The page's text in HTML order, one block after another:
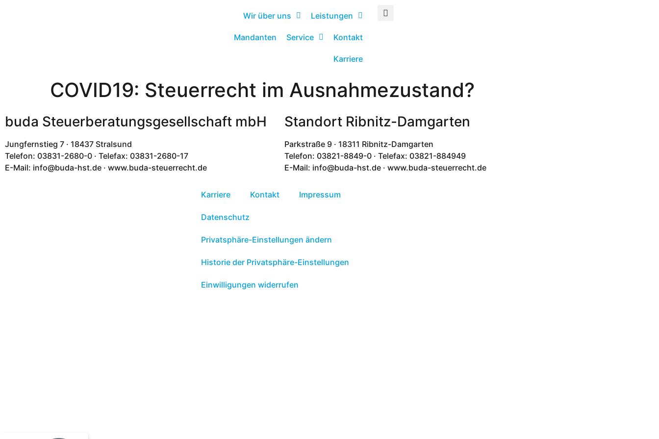
Wir über uns Leistungen
Mandanten Service Kontakt
Karriere
COVID19: Steuerrecht im Ausnahmezustand?
buda Steuerberatungsgesellschaft mbH
Jungfernstieg 7 · 18437 Stralsund
Telefon: 03831-2680-0 · Telefax: 03831-2680-17
E-Mail: info@buda-hst.de · www.buda-steuerrecht.de
Standort Ribnitz-Damgarten
Parkstraße 9 · 18311 Ribnitz-Damgarten
Telefon: 03821-8849-0 · Telefax: 03821-884949
E-Mail: info@buda-hst.de · www.buda-steuerrecht.de
Karriere Kontakt Impressum
Datenschutz
Privatsphäre-Einstellungen ändern
Historie der Privatsphäre-Einstellungen
Einwilligungen widerrufen